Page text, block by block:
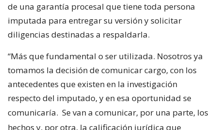
de una garantía procesal que tiene toda persona
imputada para entregar su versión y solicitar
diligencias destinadas a respaldarla.
“Más que fundamental o ser utilizada. Nosotros ya
tomamos la decisión de comunicar cargo, con los
antecedentes que existen en la investigación
respecto del imputado, y en esa oportunidad se
comunicaría. Se van a comunicar, por una parte, los
hechos y, por otra, la calificación jurídica que